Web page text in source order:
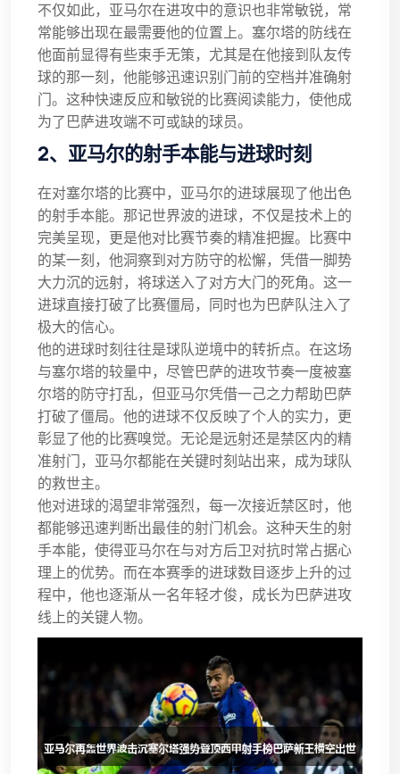
不仅如此，亚马尔在进攻中的意识也非常敏锐，常
常能够出现在最需要他的位置上。塞尔塔的防线在
他面前显得有些束手无策，尤其是在他接到队友传
球的那一刻，他能够迅速识别门前的空档并准确射
门。这种快速反应和敏锐的比赛阅读能力，使他成
为了巴萨进攻端不可或缺的球员。
2、亚马尔的射手本能与进球时刻
在对塞尔塔的比赛中，亚马尔的进球展现了他出色
的射手本能。那记世界波的进球，不仅是技术上的
完美呈现，更是他对比赛节奏的精准把握。比赛中
的某一刻，他洞察到对方防守的松懈，凭借一脚势
大力沉的远射，将球送入了对方大门的死角。这一
进球直接打破了比赛僵局，同时也为巴萨队注入了
极大的信心。
他的进球时刻往往是球队逆境中的转折点。在这场
与塞尔塔的较量中，尽管巴萨的进攻节奏一度被塞
尔塔的防守打乱，但亚马尔凭借一己之力帮助巴萨
打破了僵局。他的进球不仅反映了个人的实力，更
彰显了他的比赛嗅觉。无论是远射还是禁区内的精
准射门，亚马尔都能在关键时刻站出来，成为球队
的救世主。
他对进球的渴望非常强烈，每一次接近禁区时，他
都能够迅速判断出最佳的射门机会。这种天生的射
手本能，使得亚马尔在与对方后卫对抗时常占据心
理上的优势。而在本赛季的进球数目逐步上升的过
程中，他也逐渐从一名年轻才俊，成长为巴萨进攻
线上的关键人物。